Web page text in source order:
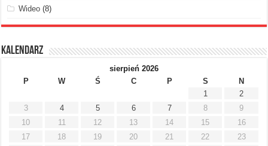
Wideo (8)
Kalendarz
sierpień 2026
P
W Ś C P S
N
1
2
3
4 5 6 7 8
9
10
11 12 13 14 15
16
17
18 19 20 21 22
23